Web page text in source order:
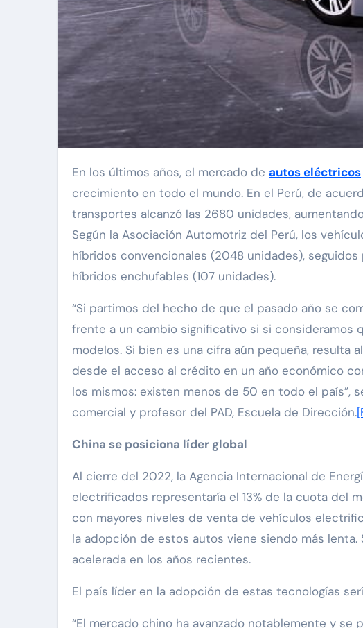
En los últimos años, el mercado de autos eléctricos
crecimiento en todo el mundo. En el Perú, de
transportes alcanzó las 2680 unidades,
Según la Asociación Automotriz del Perú, los
híbridos convencionales (2048 unidades),
híbridos enchufables (107 unidades).
“Si partimos del hecho de que el pasado año se
frente a un cambio significativo si si consideramos
modelos. Si bien es una cifra aún pequeña, resulta
desde el acceso al crédito en un año económico
los mismos: existen menos de 50 en todo el país”,
comercial y profesor del PAD, Escuela de Dirección.
China se posiciona líder global
Al cierre del 2022, la Agencia Internacional de
electrificados representaría el 13% de la cuota del
con mayores niveles de venta de vehículos
la adopción de estos autos viene siendo más
acelerada en los años recientes.
El país líder en la adopción de estas tecnologías
“El mercado chino ha avanzado notablemente y se